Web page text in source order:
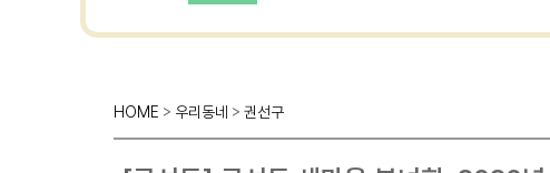
HOME > 우리동네 > 권선구